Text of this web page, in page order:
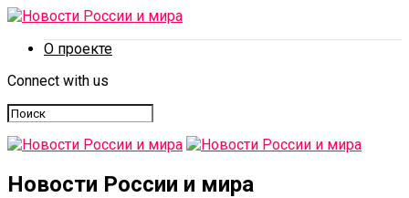
О проекте
Connect with us
Новости России и мира